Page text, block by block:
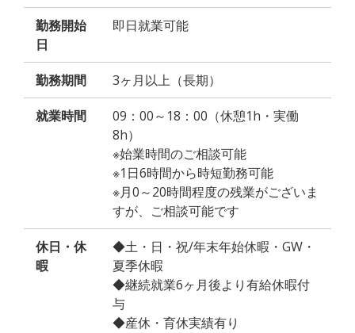
勤務開始
日
即日就業可能
勤務期間 3ヶ月以上（長期）
就業時間
09：00～18：00（休憩1h・実働
8h）
※始業時間のご相談可能
※1日6時間から時短勤務可能
※月0～20時間程度の残業がございま
すが、ご相談可能です
休日・休
暇
◆土・日・祝/年末年始休暇・GW・
夏季休暇
◆継続就業6ヶ月後より有給休暇付
与
◆産休・育休実績有り